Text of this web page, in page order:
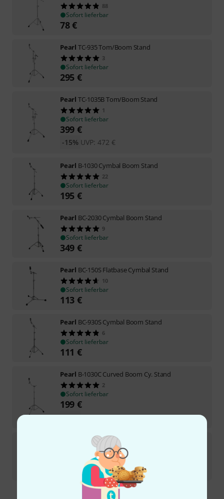
88
Sofort lieferbar
78€
Pearl TC-935 Tom/Boom Stand
3
Sofort lieferbar
295 €
Pearl TC-1035B Tom/Boom Stand
1
Sofort lieferbar
399 €
UVP: 472 €
-15%
Pearl B-1030 Cymbal Boom Stand
22
Sofort lieferbar
195 €
Pearl BC-2030 Cymbal Boom Stand
9
Sofort lieferbar
349 €
Pearl BC-150S Flatbase Cymbal Stand
10
Sofort lieferbar
113 €
Pearl BC-930S Cymbal Boom Stand
6
Sofort lieferbar
111 €
Pearl B-1030C Curved Boom Cy. Stand
2
Sofort lieferbar
199 €
UVP:235 €
-15%
TC-1035BL Tom/Cymbal- Stand L-
Sofort lieferbar